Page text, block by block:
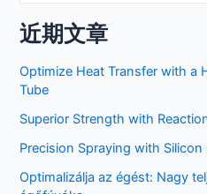
近期文章
Optimize Heat Transfer with a
Tube
Superior Strength with
Precision Spraying with
Optimalizálja az égést: Nagy